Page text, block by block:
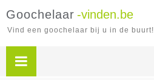
Goochelaar -vinden.be
Vind een goochelaar bij u in de buurt!